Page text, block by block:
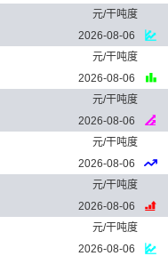
元/干吨度
2026-08-06
元/干吨度
2026-08-06
元/干吨度
2026-08-06
元/干吨度
2026-08-06
元/干吨度
2026-08-06
元/干吨度
2026-08-06